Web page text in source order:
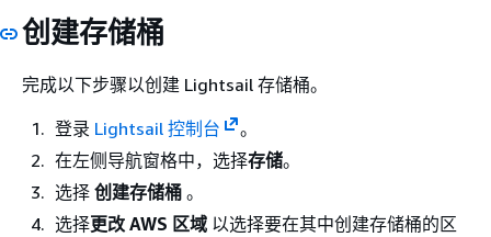
创建存储桶
完成以下步骤以创建 Lightsail 存储桶。
登录 Lightsail 控制台
。
在左侧导航窗格中，选择存储。
选择 创建存储桶 。
选择更改 AWS 区域 以选择要在其中创建存储桶的区